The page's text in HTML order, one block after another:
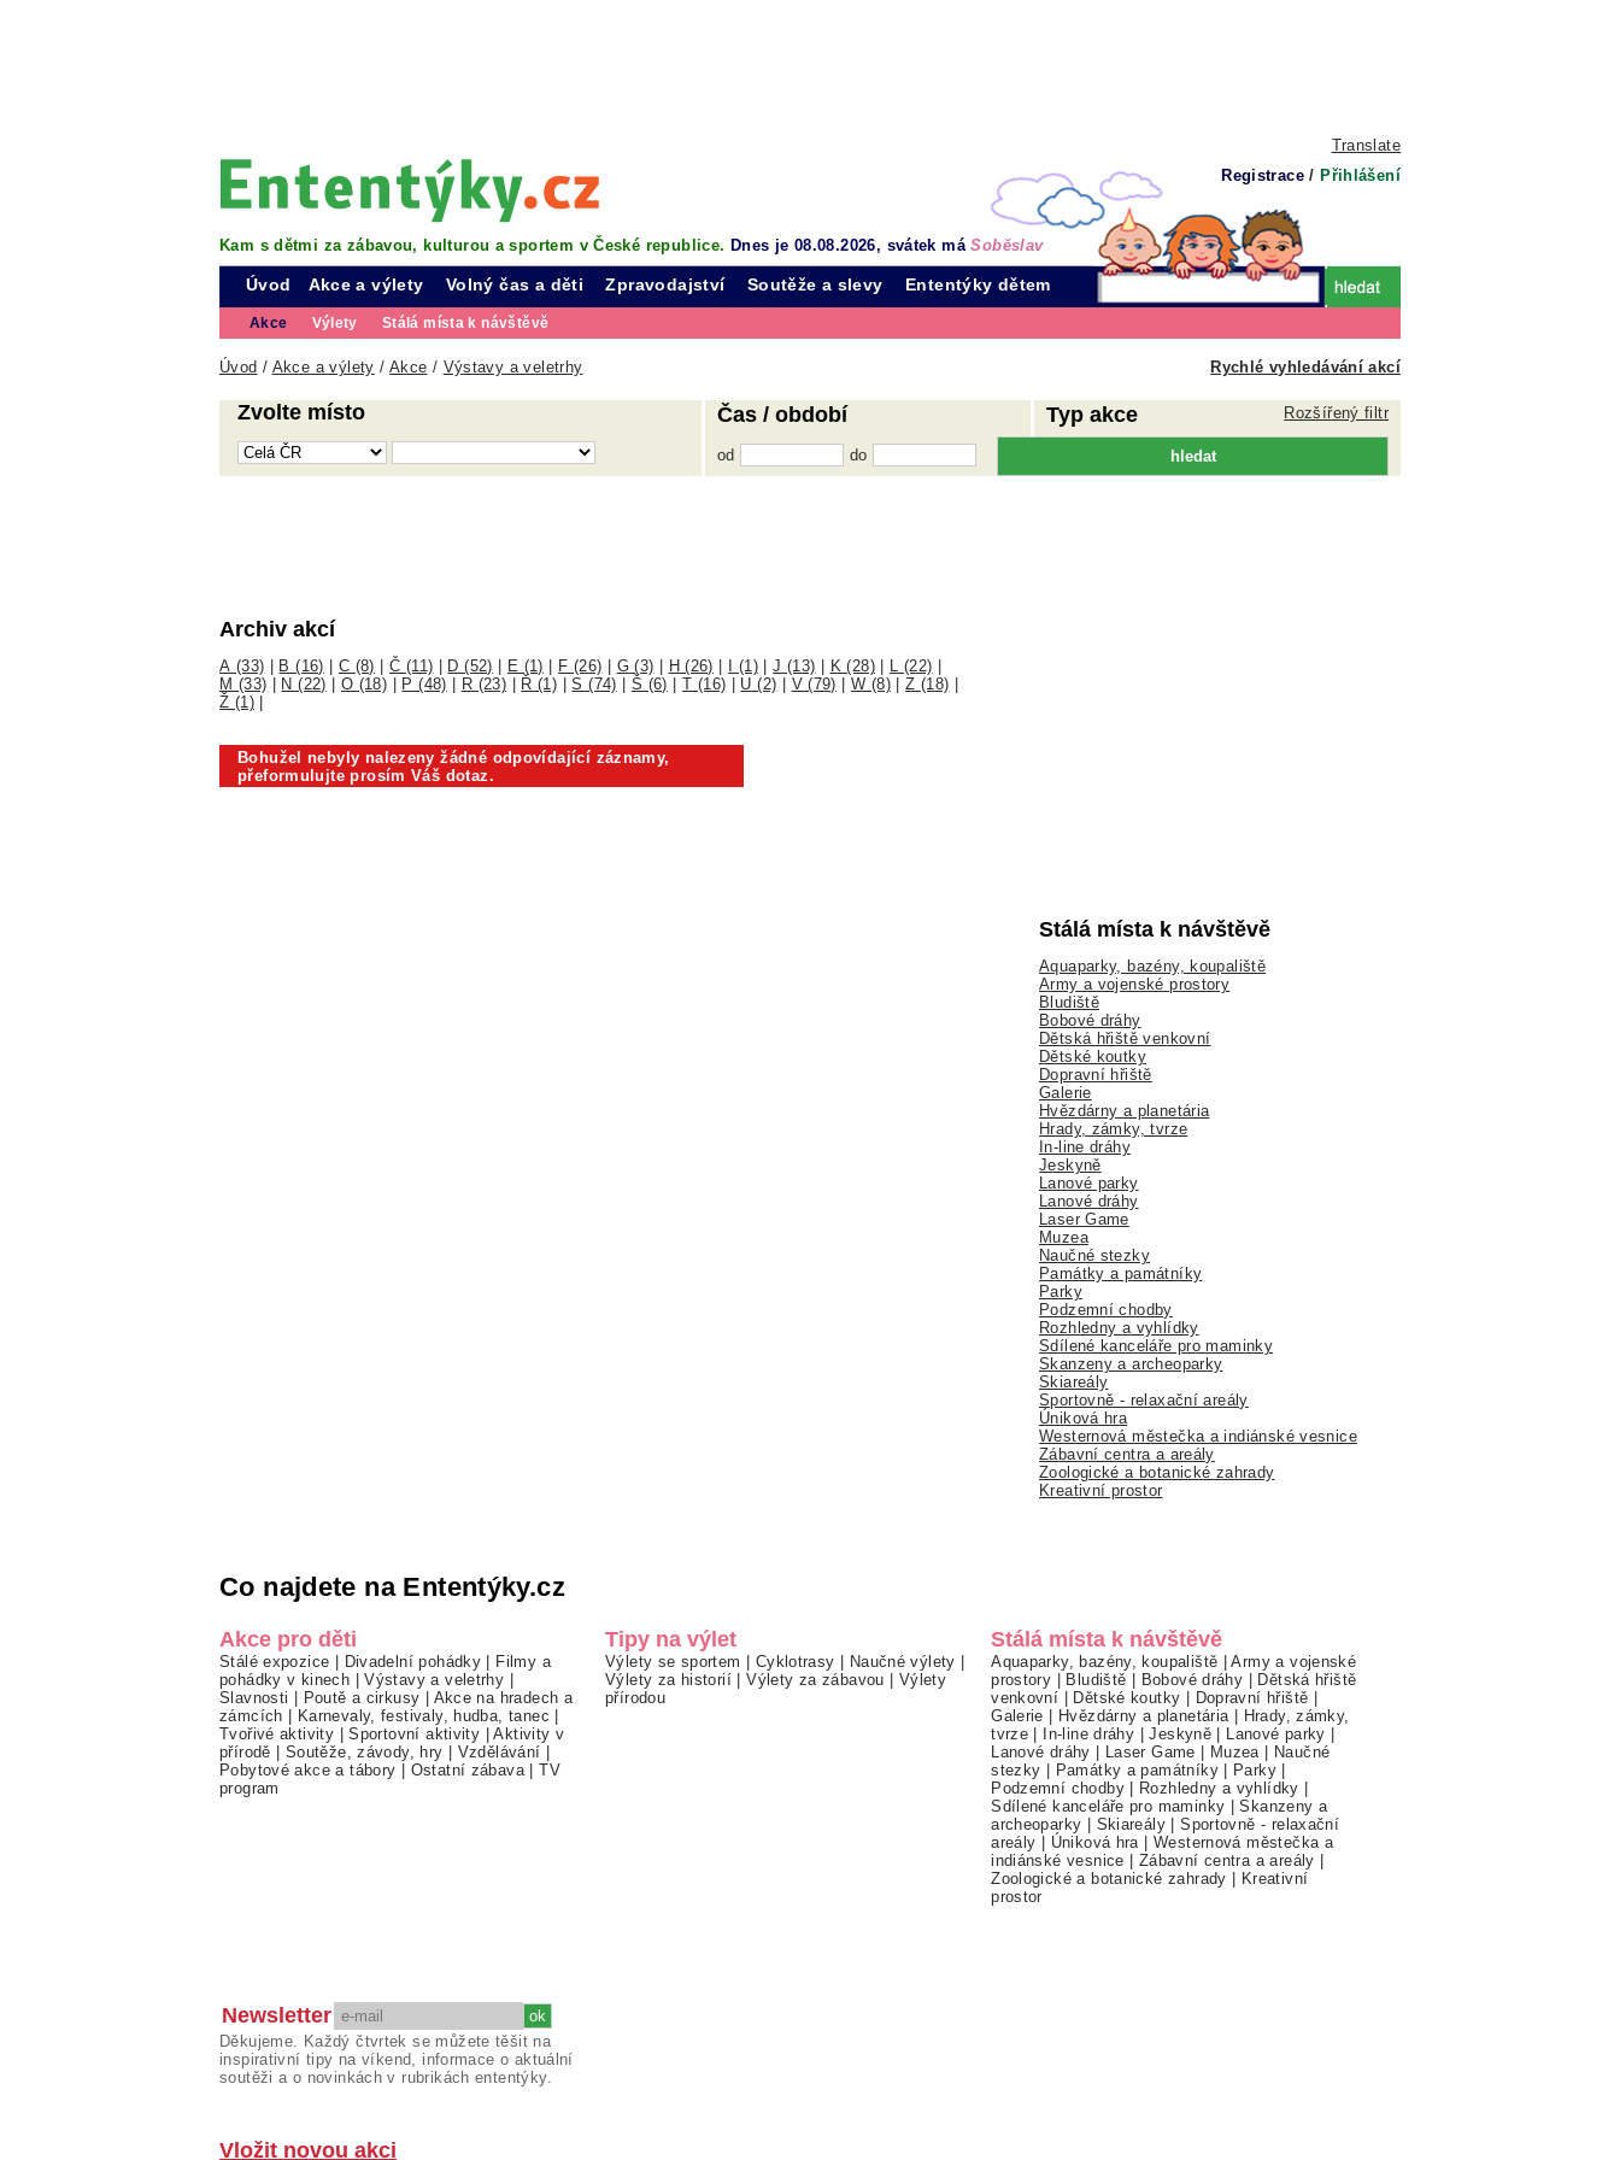
Translate
Registrace / Přihlášení
Kam s dětmi za zábavou, kulturou a sportem v České republice. Dnes je 08.08.2026, svátek máSoběslav
Úvod Akce a výlety
Akce Výlety Stálá místa k návštěvě
Volný čas a děti Zpravodajství Soutěže a slevy Ententýky dětem
Rychlé vyhledávání akcí
Úvod / Akce a výlety / Akce / Výstavy a veletrhy
Zvolte místo Čas / období
od do
Typ akce Rozšířený filtr
Archiv akcí
A (33) B (16) C (8) |Č (11) D (52) E (1) F (26) G (3) H (26) I (1)|J (13) K (28)| L (22)
M (33)
N (22) O (18) P (48) R (23) Ř (1) |S (74) Š (6) T (16) U (2) V (79) W (8)|Z (18)
Ž (1)|
Bohužel nebyly nalezeny žádné odpovídající záznamy,
přeformulujte prosím Váš dotaz.
Stálá místa k návštěvě
Aquaparky, bazény, koupaliště
Army a vojenské prostory
Bludiště
Bobové dráhy
Dětská hřiště venkovní
Dětské koutky
Dopravní hřiště
Galerie
Hvězdárny a planetária
Hrady, zámky, tvrze
In-line dráhy
Jeskyně
Lanové parky
Lanové dráhy
Laser Game
Muzea
Naučné stezky
Památky a památníky
Parky
Podzemní chodby
Rozhledny a vyhlídky
Sdílené kanceláře pro maminky
Skanzeny a archeoparky
Skiareály
Sportovně - relaxační areály
Úniková hra
Westernová městečka a indiánské vesnice
Zábavní centra a areály
Zoologické a botanické zahrady
Kreativní prostor
Co najdete na Ententýky.cz
Akce pro děti
Stálé expozice Divadelní pohádky
Filmy a
pohádky v kinech |Výstavy a veletrhy
Slavnosti
Poutě a cirkusy
Akce na hradech a
zámcích
Karnevaly, festivaly, hudba, tanec
Tvořivé aktivity |Sportovní aktivity |Aktivity v
přírodě
Soutěže, závody, hry Vzdělávání
Pobytové akce a tábory
Ostatní zábava|TV
program
Tipy na výlet
Výlety se sportem Cyklotrasy Naučné výlety
Výlety za historií |Výlety za zábavou
Výlety
přírodou
Stálá místa k návštěvě
Aquaparky, bazény, koupaliště |Army a vojenské
prostory
Bludiště Bobové dráhy
Dětská hřiště
venkovní
Dětské koutky Dopravní hřiště
Galerie
Hvězdárny a planetária|
Hrady, zámky,
tvrze
In-line dráhy |Jeskyně Lanové parky
Lanové dráhy
Laser Game Muzea|
Naučné
stezky
Památky a památníky| Parky
Podzemní chodby| Rozhledny a vyhlídky
Sdílené kanceláře pro maminky |Skanzeny a
archeoparky
Skiareály |Sportovně - relaxační
areály
Úniková hra|Westernová městečka a
indiánské vesnice
Zábavní centra a areály
Zoologické a botanické zahrady
Kreativní
prostor
Newsletter
Děkujeme. Každý čtvrtek se můžete těšit na
inspirativní tipy na víkend, informace o aktuální
soutěži a o novinkách v rubrikách ententýky.
Vložit novou akci